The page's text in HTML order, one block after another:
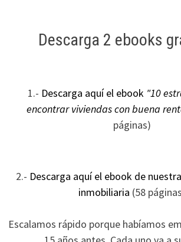
Descarga 2 ebooks
1.- Descarga aquí el ebook "10
encontrar viviendas con buena
páginas)
2.- Descarga aquí el ebook de
inmobiliaria (58
Escalamos rápido porque habíamos
mientras visitas
nuestro sitio,
ver contenido y
personalizados.